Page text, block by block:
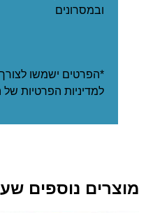
ובמסרונים
*הפרטים ישמשו
למדיניות הפרטיות של
מוצרים נוספים